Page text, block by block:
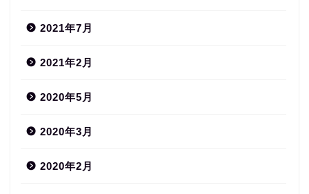
2021年7月
2021年2月
2020年5月
2020年3月
2020年2月